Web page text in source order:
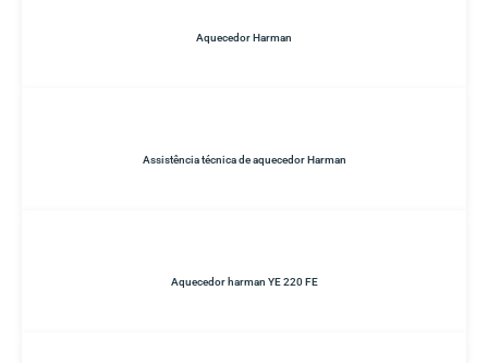
Aquecedor Harman
Assistência técnica de aquecedor Harman
Aquecedor harman YE 220 FE